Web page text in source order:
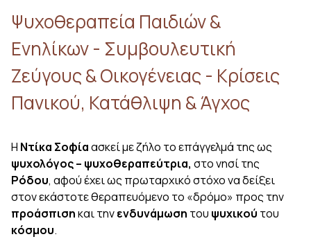
Ψυχοθεραπεία Παιδιών &
Ενηλίκων - Συμβουλευτική
Ζεύγους & Οικογένειας - Κρίσεις
Πανικού, Κατάθλιψη & Άγχος
Η Ντίκα Σοφίαασκεί με ζήλο το επάγγελμά της ως
ψυχολόγος – ψυχοθεραπεύτρια, στο νησί της
Ρόδου, αφού έχει ως πρωταρχικό στόχο να δείξει
στον εκάστοτε θεραπευόμενο το «δρόμο» προς την
προάσπισηκαι τηνενδυνάμωση του ψυχικού του
κόσμου.